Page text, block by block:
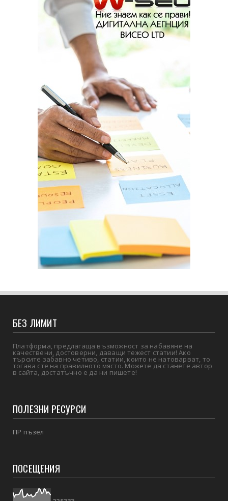
БЕЗ ЛИМИТ
Платформа, предлагаща възможност за набавяне на
качествени, достоверни, даващи тежест статии! Ако
търсите забавно четиво, статии, които не натоварват, то
тогава сте на правилното място. Можете да станете автор
в сайта, достатъчно е да ни пишете!
ПОЛЕЗНИ РЕСУРСИ
ПР пъзел
ПОСЕЩЕНИЯ